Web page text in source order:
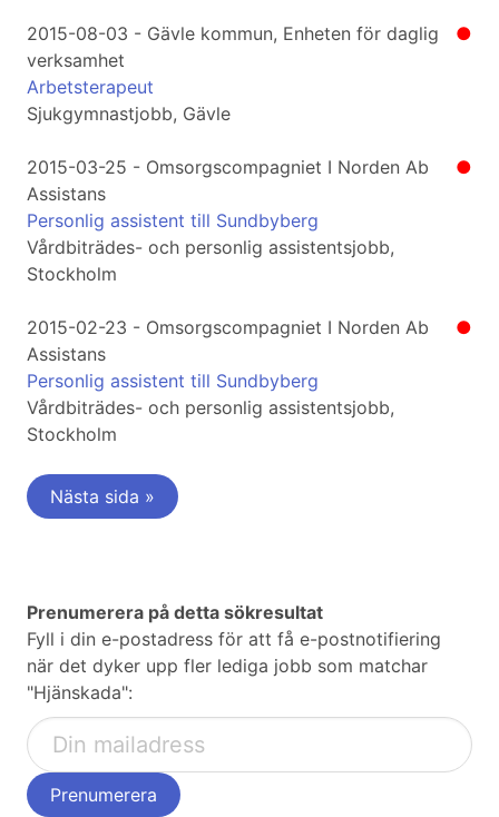
●
2015-08-03 - Gävle kommun, Enheten för daglig
verksamhet
Arbetsterapeut
Sjukgymnastjobb, Gävle
●
2015-03-25 - Omsorgscompagniet I Norden Ab
Assistans
Personlig assistent till Sundbyberg
Vårdbiträdes- och personlig assistentsjobb,
Stockholm
●
2015-02-23 - Omsorgscompagniet I Norden Ab
Assistans
Personlig assistent till Sundbyberg
Vårdbiträdes- och personlig assistentsjobb,
Stockholm
Nästa sida »
Prenumerera på detta sökresultat
Fyll i din e-postadress för att få e-postnotifiering
när det dyker upp fler lediga jobb som matchar
"Hjänskada":